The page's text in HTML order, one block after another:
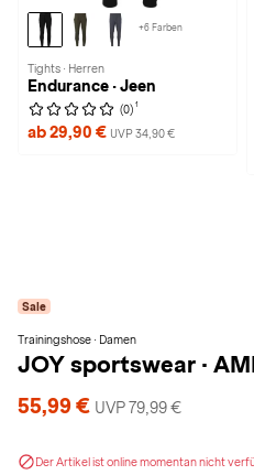
+6 Farben
Tights · Herren
Endurance · Jeen
(0) 1
ab 29,90 € UVP 34,90 €
Sale
Trainingshose · Damen
JOY sportswear ·
55,99 € UVP 79,99 €
Der Artikel ist online momentan nicht